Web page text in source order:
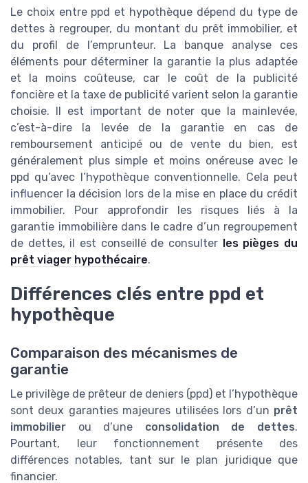
Le choix entre ppd et hypothèque dépend du type de
dettes à regrouper, du montant du prêt immobilier, et
du profil de l’emprunteur. La banque analyse ces
éléments pour déterminer la garantie la plus adaptée
et la moins coûteuse, car le coût de la publicité
foncière et la taxe de publicité varient selon la garantie
choisie. Il est important de noter que la mainlevée,
c’est-à-dire la levée de la garantie en cas de
remboursement anticipé ou de vente du bien, est
généralement plus simple et moins onéreuse avec le
ppd qu’avec l’hypothèque conventionnelle. Cela peut
influencer la décision lors de la mise en place du crédit
immobilier. Pour approfondir les risques liés à la
garantie immobilière dans le cadre d’un regroupement
de dettes, il est conseillé de consulter les pièges du
prêt viager hypothécaire.
Différences clés entre ppd et
hypothèque
Comparaison des mécanismes de
garantie
Le privilège de prêteur de deniers (ppd) et l’hypothèque
sont deux garanties majeures utilisées lors d’un prêt
immobilier ou d’une consolidation de dettes.
Pourtant, leur fonctionnement présente des
différences notables, tant sur le plan juridique que
financier.